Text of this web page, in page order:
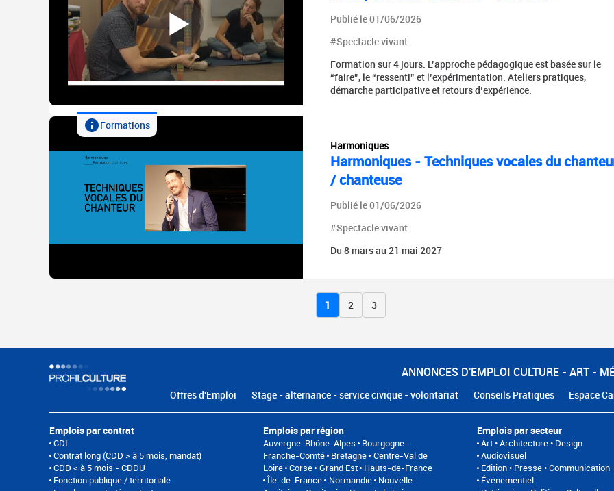
Publié le 01/06/2026
#Spectacle vivant
Formation sur 4 jours. L’approche pédagogique est basée sur le
“faire”, le “ressenti” et l’expérimentation. Ateliers pratiques,
démarche participative et retours d’expérience.
Formations
Harmoniques
Harmoniques - Techniques vocales du
/ chanteuse
Publié le 01/06/2026
#Spectacle vivant
Du 8 mars au 21 mai 2027
1 2 3
ANNONCES D'EMPLOI CULTURE - ART -
Offres d'Emploi Stage - alternance - service civique - volontariat Conseils Pratiques Espace
Emplois par contrat
CDI
Contrat long (CDD > à 5 mois, mandat)
CDD < à 5 mois - CDDU
Fonction publique / territoriale
Emplois par région
Auvergne-Rhône-Alpes
Bourgogne-
Franche-Comté Bretagne Centre-Val de
Loire Corse Grand Est Hauts-de-France
Île-de-France
Normandie Nouvelle-
Emplois par secteur
Art • Architecture • Design
Audiovisuel
Edition • Presse • Communication
Événementiel